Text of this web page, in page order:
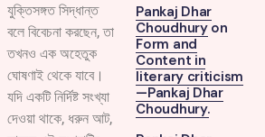
যুক্তিসঙ্গত সিদ্ধান্ত
বলে বিবেচনা করছেন, তা
তখনও এক অহেতুক
ঘোষণাই থেকে যাবে।
যদি একটি নির্দিষ্ট সংখ্যা
দেওয়া থাকে, ধরুন আট,
Pankaj Dhar
Choudhuryon
Form and
Content in
literary criticism
—Pankaj Dhar
Choudhury.